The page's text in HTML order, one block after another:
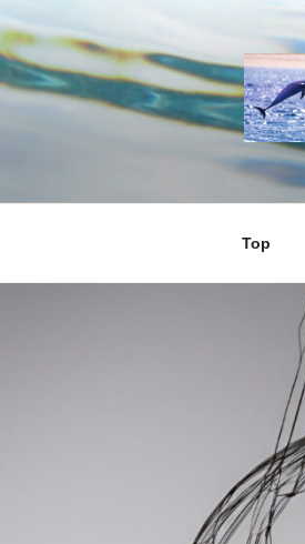
ン
テ
ン
キ
Top